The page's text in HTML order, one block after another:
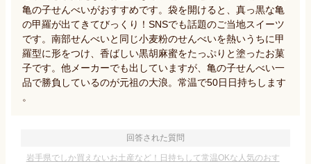
亀の子せんべいがおすすめです。袋を開けると、真っ黒な亀
の甲羅が出てきてびっくり！SNSでも話題のご当地スイーツ
です。南部せんべいと同じ小麦粉のせんべいを熱いうちに甲
羅型に形をつけ、香ばしい黒胡麻蜜をたっぷりと塗ったお菓
子です。他メーカーでも出していますが、亀の子せんべい一
品で勝負しているのが元祖の大浪。常温で50日日持ちします
。
回答された質問
岩手県でしか買えないお土産など！日持ちして常温OKな人気のおす